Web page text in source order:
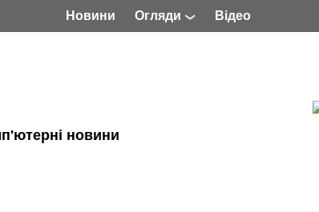
Новини Огляди Відео
новини